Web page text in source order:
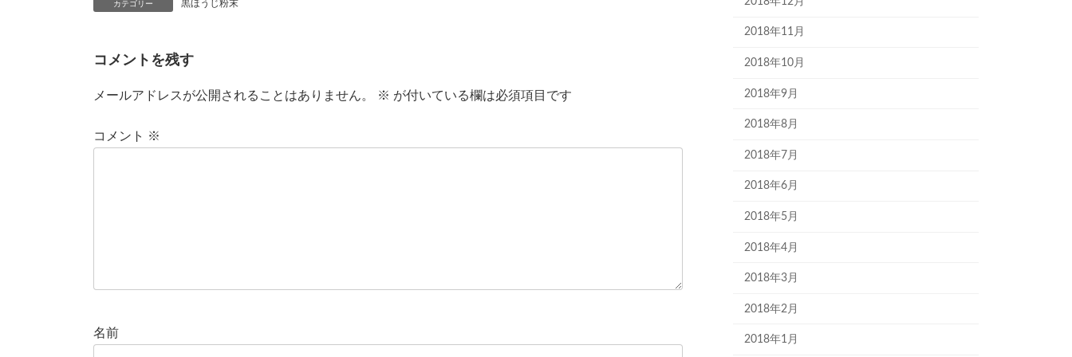
カテゴリー 黒ほうじ粉末
コメントを残す
メールアドレスが公開されることはありません。 ※ が付いている欄は必須項目です
コメント ※
名前
2018年11月
2018年10月
2018年9月
2018年8月
2018年7月
2018年6月
2018年5月
2018年4月
2018年3月
2018年2月
2018年1月